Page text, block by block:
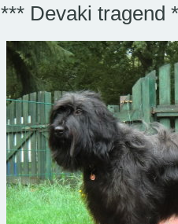
*** Devaki tragend